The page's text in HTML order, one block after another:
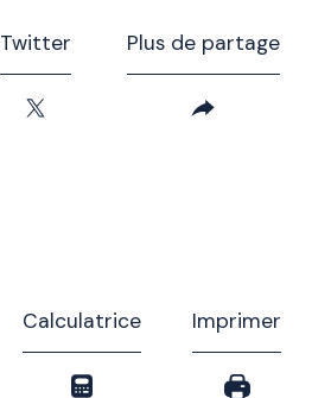
Twitter Plus de partage
Calculatrice Imprimer